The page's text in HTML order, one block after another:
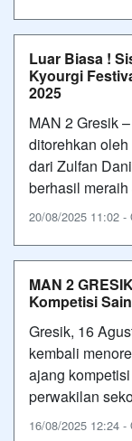
Luar Biasa !
Kyourgi
2025
MAN 2 Gresik
ditorehkan
dari Zulfan
berhasil
20/08/2025 11:02 -
MAN 2
Kompetisi
Gresik, 16
kembali
ajang
perwakilan
16/08/2025 12:24